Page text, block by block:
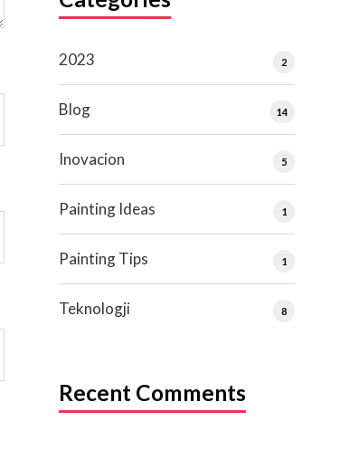
2023 2
Blog 14
Inovacion 5
Painting Ideas 1
Painting Tips 1
Teknologji 8
Recent Comments